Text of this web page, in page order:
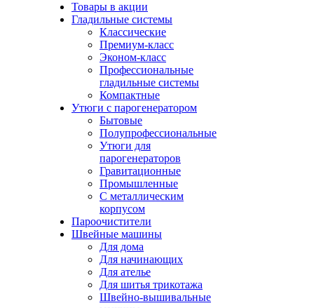
Товары в акции
Гладильные системы
Классические
Премиум-класс
Эконом-класс
Профессиональные
гладильные системы
Компактные
Утюги с парогенератором
Бытовые
Полупрофессиональные
Утюги для
парогенераторов
Гравитационные
Промышленные
С металлическим
корпусом
Пароочистители
Швейные машины
Для дома
Для начинающих
Для ателье
Для шитья трикотажа
Швейно-вышивальные